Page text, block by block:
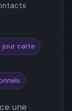
jour carte
une